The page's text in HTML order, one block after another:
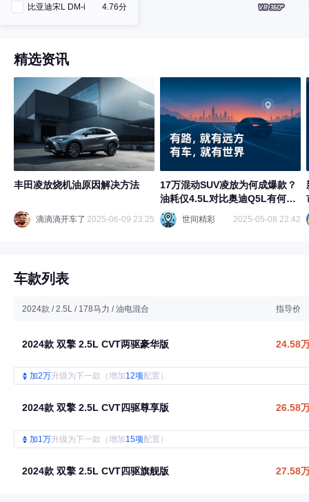
比亚迪宋L DM-i
4.76分
精选资讯
丰田凌放烧机油原因解决方法
滴滴滴开车了 2025-06-09 23:25
17万混动SUV凌放为何成爆款？
油耗仅4.5L对比奥迪Q5L有何优
势？
世间精彩 2025-05-08 22:42
车款列表
2024款 / 2.5L / 178马力 / 油电混合 指导价
2024款 双擎 2.5L CVT两驱豪华版 24.58
加2万升级为下一款（增加12项配置）
2024款 双擎 2.5L CVT四驱尊享版 26.58
加1万升级为下一款（增加15项配置）
2024款 双擎 2.5L CVT四驱旗舰版 27.58